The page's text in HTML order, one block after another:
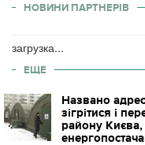
НОВИНИ ПАРТНЕРІВ
загрузка...
ЕЩЕ
Названо
зігрітися і
району